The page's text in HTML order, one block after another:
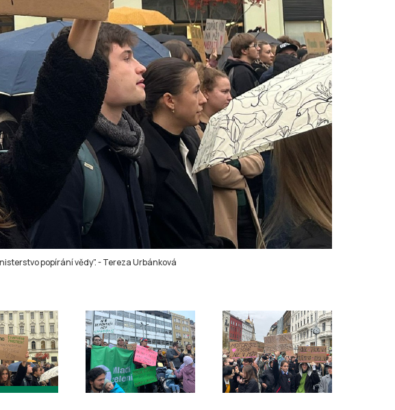
popírání vědy".-Tereza Urbánková